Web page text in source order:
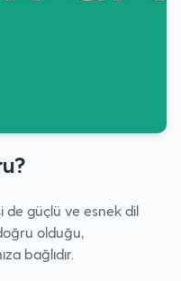
de güçlü ve esnek dil
olduğu,
bağlıdır.